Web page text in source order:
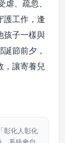
、疏忽、
護工作，逢
孩子一樣與
節前夕，
，讓寄養兒
彰化人彰化